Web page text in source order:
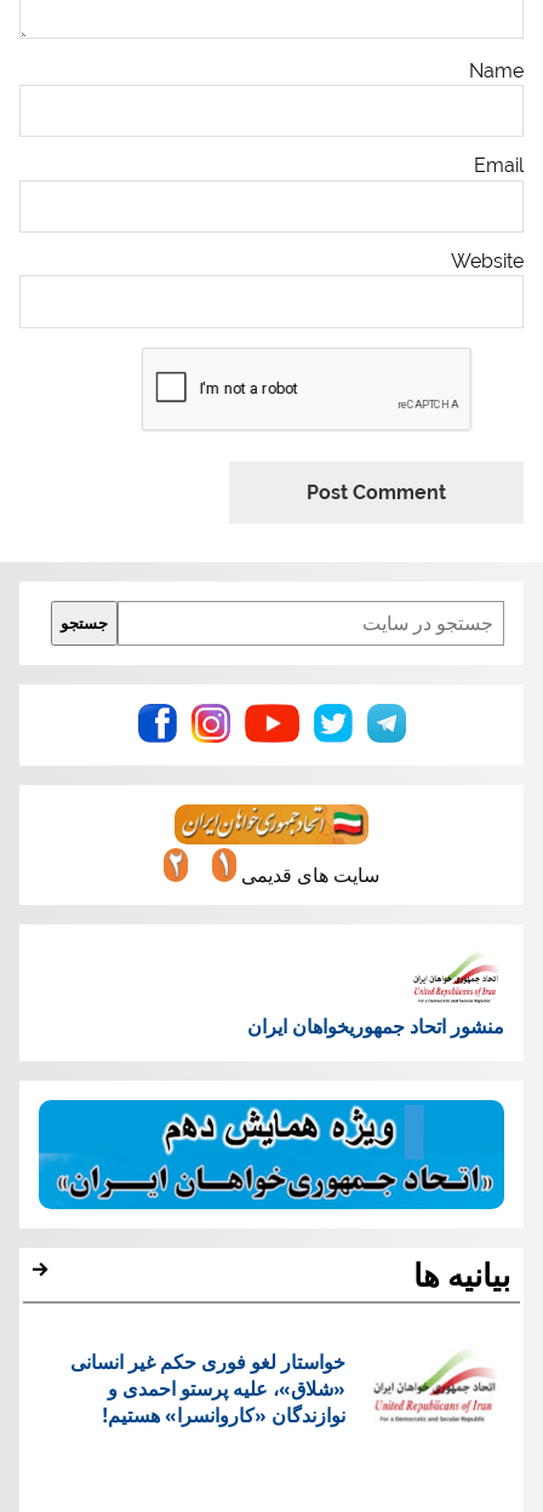
Name
Email
Website
Search
جستجو
سایت های قدیمی
منشور اتحاد جمهوریخواهان ایران
بیانیه ها
خواستار لغو فوری حکم غیر انسانی
«شلاق»، علیه پرستو احمدی و
نوازندگان «کاروانسرا» هستیم!